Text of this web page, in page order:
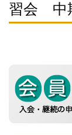
習会 中